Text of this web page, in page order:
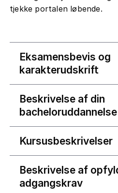
tjekke portalen løbende.
Eksamensbevis og
karakterudskrift
Beskrivelse af din
bacheloruddannelse
Kursusbeskrivelser
Beskrivelse af
adgangskrav